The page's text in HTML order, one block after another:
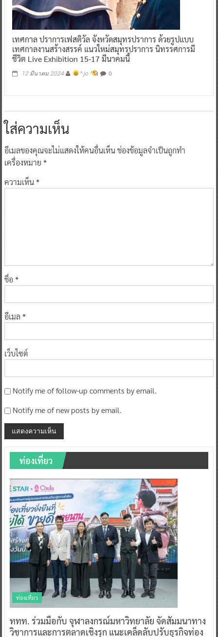
เทศกาล ปราการเฟสติวัล จังหวัดสมุทรปราการ ด้วยรูปแบบ
เทศกาลงานสร้างสรรค์ แนวใหม่สมุทรปราการ นิทรรศการมี
ชีวิต Live Exhibition 15-17 มีนาคมนี้
12 มีนาคม 2024 ^ jo ^ 0
อีเมลของคุณจะไม่แสดงให้คนอื่นเห็น
ความเห็น*
Notify me of new posts by email.
ท่องเที่ยว
ท่องเที่ยว
ททท. ร่วมมือกับ จุฬาลงกรณ์มหาวิทยาลัย จัดสัมมนาทาง
วิชาการและการตลาดเชิงรุก แนะเคล็ดลับปรับธุรกิจท่อง
เที่ยวไทย “ขายได้ ขายดี ขายนาน”